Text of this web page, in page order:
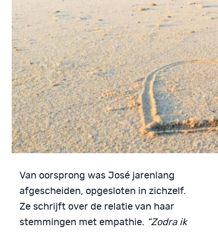
Van oorsprong was José jarenlang
afgescheiden, opgesloten in zichzelf.
Ze schrijft over de relatie van haar
stemmingen met empathie. “Zodra ik